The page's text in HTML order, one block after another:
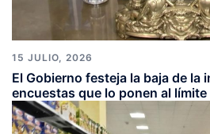
15 JULIO, 2026
El Gobierno festeja la baja de la
encuestas que lo ponen al